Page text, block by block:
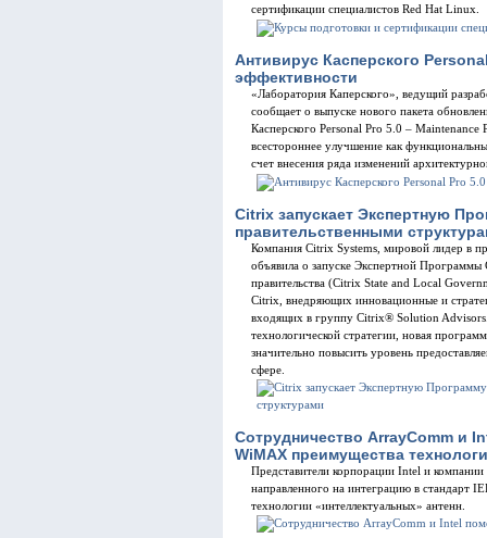
сертификации специалистов Red Hat Linux.
Антивирус Касперского
эффективности
«Лаборатория Каперского», ведущий
сообщает о выпуске нового пакета
Касперского Personal Pro 5.0 –
всестороннее улучшение как
счет внесения ряда изменений
Citrix запускает Экспертную
правительственными
Компания Citrix Systems, мировой лидер в
объявила о запуске Экспертной Программы
правительства (Citrix State and Local
Citrix, внедряющих инновационные и
входящих в группу Citrix® Solution
технологической стратегии, новая
значительно повысить уровень
сфере.
Сотрудничество ArrayComm и
WiMAX преимущества
Представители корпорации Intel и
направленного на интеграцию в стандарт
технологии «интеллектуальных» антенн.